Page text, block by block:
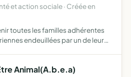
et action sociale · Créée en
toutes les familles adhérentes
endeuillées par un de leurs
Animal(A.b.e.a)